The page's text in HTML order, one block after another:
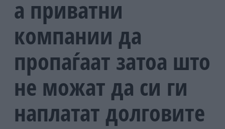
а приватни
компании да
пропаѓаат затоа што
не можат да си ги
наплатат долговите